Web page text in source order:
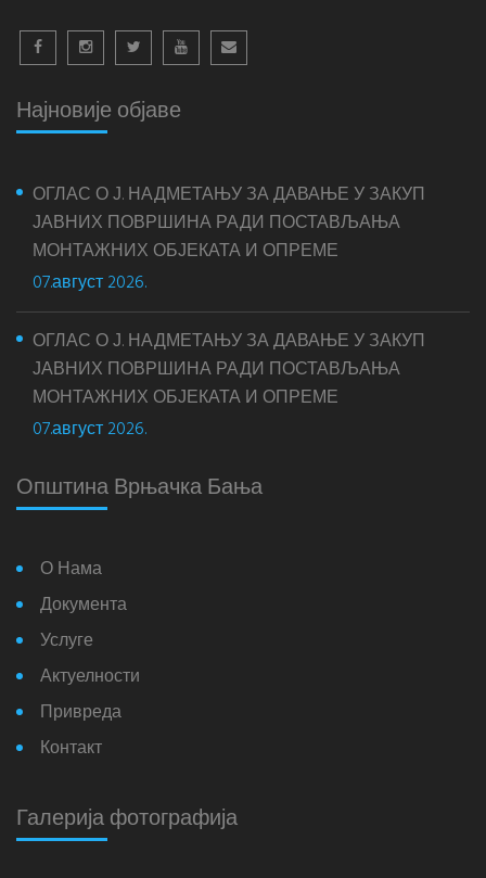
Најновије објаве
ОГЛАС О Ј. НАДМЕТАЊУ ЗА ДАВАЊЕ У ЗАКУП
ЈАВНИХ ПОВРШИНА РАДИ ПОСТАВЉАЊА
МОНТАЖНИХ ОБЈЕКАТА И ОПРЕМЕ
07.август 2026.
ОГЛАС О Ј. НАДМЕТАЊУ ЗА ДАВАЊЕ У ЗАКУП
ЈАВНИХ ПОВРШИНА РАДИ ПОСТАВЉАЊА
МОНТАЖНИХ ОБЈЕКАТА И ОПРЕМЕ
07.август 2026.
Општина Врњачка Бања
О Нама
Документа
Услуге
Актуелности
Привреда
Контакт
Галерија фотографија